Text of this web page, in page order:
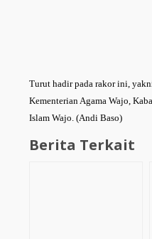
Turut hadir pada rakor ini,
Kementerian Agama Wajo,
Islam Wajo. (Andi Baso)
Berita Terkait